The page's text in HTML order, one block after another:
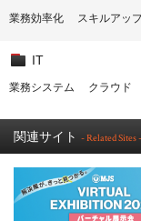
業務効率化 スキルアッ
IT
業務システム クラウド
関連サイト - Related Sites -